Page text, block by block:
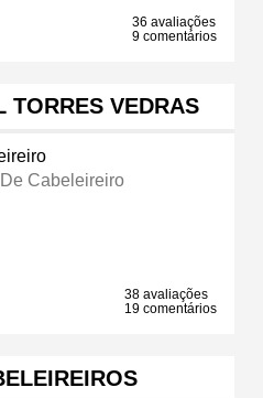
36 avaliações
9 comentários
TORRES VEDRAS
Cabeleireiro
38 avaliações
19 comentários